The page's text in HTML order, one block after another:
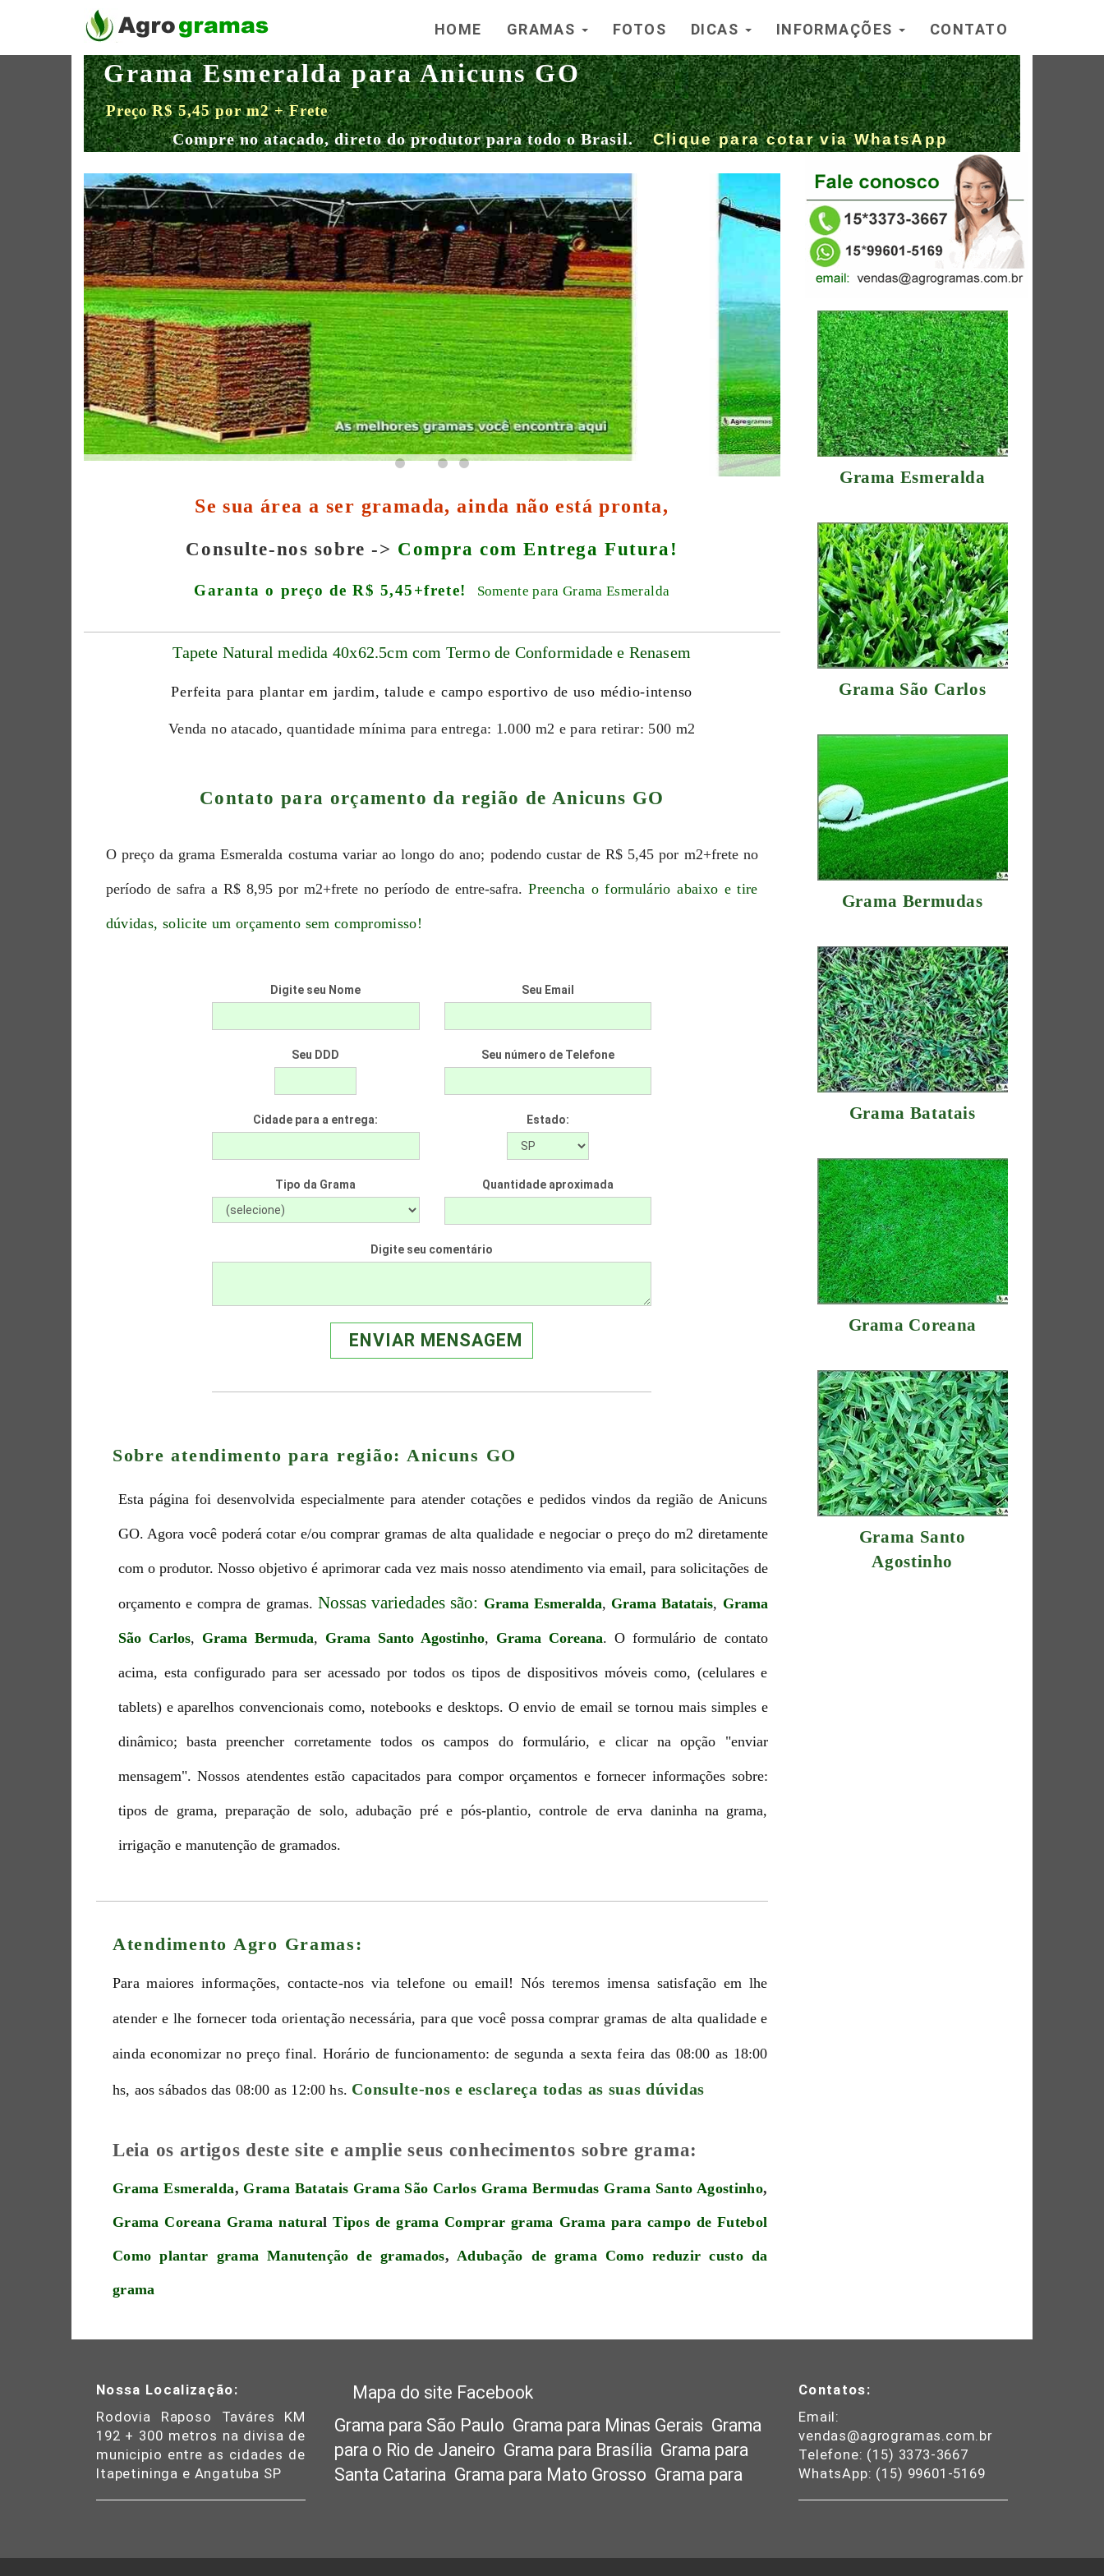
HOME GRAMAS FOTOS DICAS INFORMAÇÕES CONTATO
Grama Esmeralda para Anicuns GO
Preço R$ 5,45 por m2 + Frete
Compre no atacado, direto do produtor para todo o Brasil.Clique para cotar via WhatsApp
Se sua área a ser gramada, ainda não está pronta,
Consulte-nos sobre -> Compra com Entrega Futura!
Garanta o preço de R$ 5,45+frete! Somente para Grama Esmeralda
Tapete Natural medida 40x62.5cm com Termo de Conformidade e Renasem
Perfeita para plantar em jardim, talude e campo esportivo de uso médio-intenso
Venda no atacado, quantidade mínima para entrega: 1.000 m2 e para retirar: 500 m2
Contato para orçamento da região de Anicuns GO
O preço da grama Esmeralda costuma variar ao longo do ano; podendo custar de R$ 5,45 por m2+frete no
período de safra a R$ 8,95 por m2+frete no período de entre-safra.Preencha o formulário abaixo e tire
dúvidas, solicite um orçamento sem compromisso!
Digite seu Nome Seu Email
Seu DDD Seu número de Telefone
Cidade para a entrega: Estado:
Tipo da Grama Quantidade aproximada
Digite seu comentário
ENVIAR MENSAGEM
Sobre atendimento para região: Anicuns GO
Esta página foi desenvolvida especialmente para atender cotações e pedidos vindos da região de Anicuns
GO. Agora você poderá cotar e/ou comprar gramas de alta qualidade e negociar o preço do m2 diretamente
com o produtor. Nosso objetivo é aprimorar cada vez mais nosso atendimento via email, para solicitações de
orçamento e compra de gramas. Nossas variedades são: Grama Esmeralda, Grama Batatais, Grama
São Carlos, Grama Bermuda, Grama Santo Agostinho, Grama Coreana. O formulário de contato
acima, esta configurado para ser acessado por todos os tipos de dispositivos móveis como, (celulares e
tablets) e aparelhos convencionais como, notebooks e desktops. O envio de email se tornou mais simples e
dinâmico; basta preencher corretamente todos os campos do formulário, e clicar na opção "enviar
mensagem". Nossos atendentes estão capacitados para compor orçamentos e fornecer informações sobre:
tipos de grama, preparação de solo, adubação pré e pós-plantio, controle de erva daninha na grama,
irrigação e manutenção de gramados.
Atendimento Agro Gramas:
Para maiores informações, contacte-nos via telefone ou email! Nós teremos imensa satisfação em lhe
atender e lhe fornecer toda orientação necessária, para que você possa comprar gramas de alta qualidade e
ainda economizar no preço final. Horário de funcionamento: de segunda a sexta feira das 08:00 as 18:00
hs, aos sábados das 08:00 as 12:00 hs. Consulte-nos e esclareça todas as suas dúvidas
Leia os artigos deste site e amplie seus conhecimentos sobre grama:
Grama Esmeralda, Grama Batatais Grama São Carlos Grama Bermudas Grama Santo Agostinho,
Grama Coreana Grama naturalTipos de grama Comprar grama Grama para campo de Futebol
Como plantar grama Manutenção de gramados, Adubação de grama Como reduzir custo da
grama
Grama Esmeralda
Grama São Carlos
Grama Bermudas
Grama Batatais
Grama Coreana
Grama Santo
Agostinho
Nossa Localização:
Rodovia Raposo Taváres KM
192 + 300 metros na divisa de
municipio entre as cidades de
Itapetininga e Angatuba SP
Mapa do site Facebook
Grama para São Paulo Grama para Minas Gerais Grama
para o Rio de Janeiro Grama para Brasília Grama para
Santa Catarina Grama para Mato Grosso Grama para
Contatos:
Email:
vendas@agrogramas.com.br
Telefone: (15) 3373-3667
WhatsApp: (15) 99601-5169